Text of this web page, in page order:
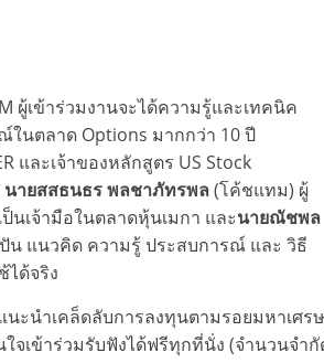
ผู้เข้าร่วมงานจะได้ความรู้และเทคนิค
ในตลาด Options มากกว่า 10 ปี
และเจ้าของหลักสูตร US Stock
นายสสธนธร พลชาภัทรพล (โค้ชแทม) ผู้
ป็นเจ้ามือในตลาดหุ้นเมกา และนายณัชพล
ปัน แนวคิด ความรู้ ประสบการณ์ และ วิธี
ได้จริง
นะนำเคล็ดลับการลงทุนตามรอยมหาเศร
จเข้าร่วมรับฟังได้ฟรีทุกที่นั่ง (จำนวนจำกั